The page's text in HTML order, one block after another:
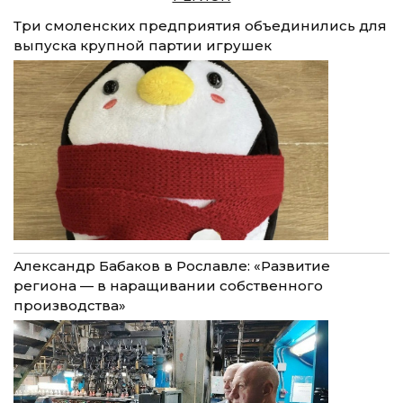
Три смоленских предприятия объединились для
выпуска крупной партии игрушек
Александр Бабаков в Рославле: «Развитие
региона — в наращивании собственного
производства»